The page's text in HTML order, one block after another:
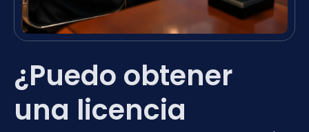
¿Puedo obtener
una licencia